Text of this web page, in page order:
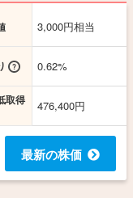
3,000円相当
0.62%
取得
476,400円
最新の株価